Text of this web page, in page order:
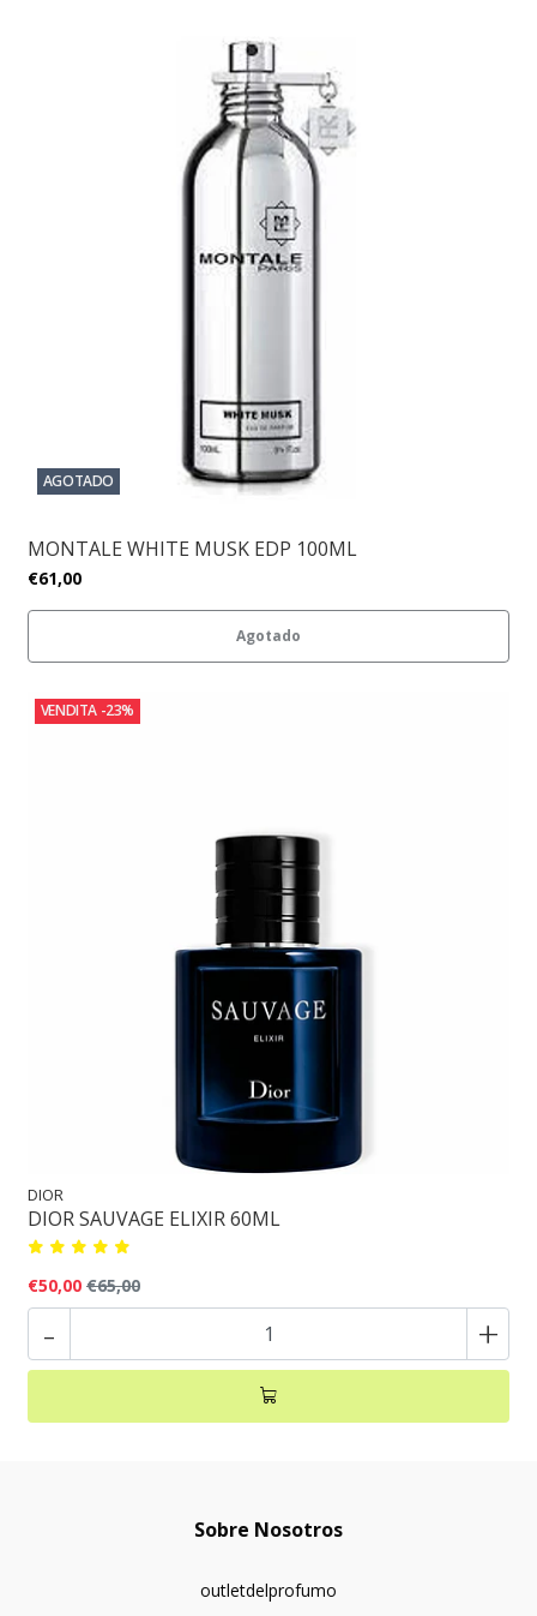
AGOTADO
MONTALE WHITE MUSK EDP 100ML
€61,00
Agotado
VENDITA -23%
DIOR
DIOR SAUVAGE ELIXIR 60ML
€50,00 €65,00
- +
Sobre Nosotros
outletdelprofumo